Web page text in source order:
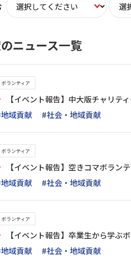
ニュース一覧
ボランティア
【イベント報告】中大版チャリテ
域貢献
#社会・地域貢献
ボランティア
【イベント報告】空きコマボラン
域貢献
#社会・地域貢献
ボランティア
【イベント報告】卒業生から学
域貢献
#社会・地域貢献